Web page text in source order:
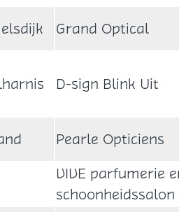
Grand Optical
D-sign Blink Uit
Pearle Opticiens
VIVE parfumerie
schoonheidssalon